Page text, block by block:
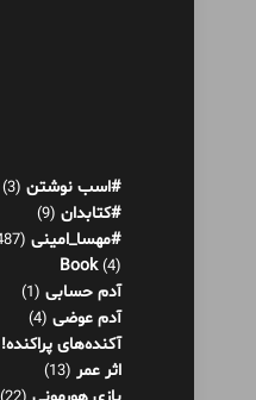
آکنده‌های پراکنده!
اثر عمر(13)
بازی هورمونی(22)
برگ(4)
بیوگرافی(236)
توییت(7)
خاستان(15)
داستان کوتاه